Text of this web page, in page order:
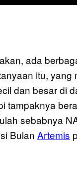
ada
itu,
dan besar di
tampaknya
sebabnya
Bulan Artemis